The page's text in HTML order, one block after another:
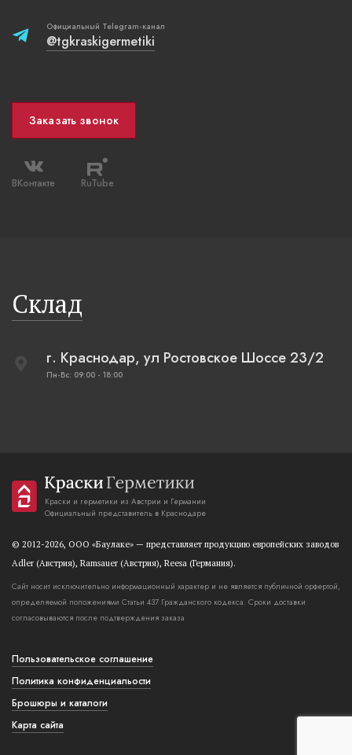
Официальный Telegram-канал
@tgkraskigermetiki
Заказать звонок
ВКонтакте RuTube
Склад
г. Краснодар, ул Ростовское Шоссе 23/2
Пн-Вс: 09:00 - 18:00
Краски и герметики из Австрии и Германии
Официальный представитель в Краснодаре
© 2012-2026, OOO «Баулаке» — представляет продукцию европейских заводов
Adler (Австрия), Ramsauer (Австрия), Reesa (Германия).
Сайт носит исключительно информационный характер и не является публичной орфертой,
определяемой положениями Статьи 437 Гражданского кодекса. Сроки доставки
согласовываются после подтверждения заказа
Пользовательское соглашение
Политика конфиденциальости
Брошюры и каталоги
Карта сайта